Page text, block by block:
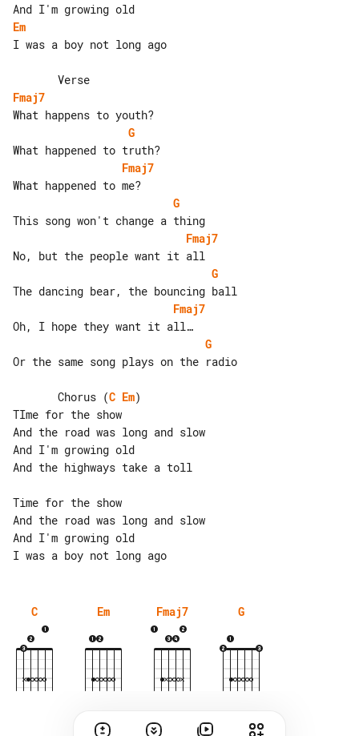
Em
I was a boy not long ago
Fmaj7
G
Fmaj7
G
Fmaj7
G
Fmaj7
G
Or the same song plays on the radio
       Chorus (
C Em)
TIme for the show
And the road was long and slow
And I'm growing old
And the highways take a toll
Time for the show
And the road was long and slow
And I'm growing old
C Em Fmaj7 G